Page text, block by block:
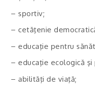
– sportiv;
– cetăţenie
– educaţie pentru
– educaţie ecologică
– abilităţi de viaţă;